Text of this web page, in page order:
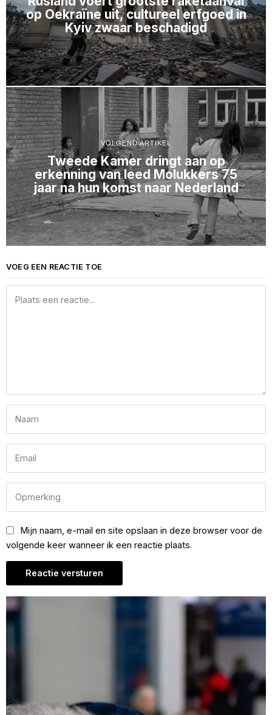
op Oekraïne uit, cultureel erfgoed in
Kyiv zwaar beschadigd
VOLGEND ARTIKEL
Tweede Kamer dringt aan op
erkenning van leed Molukkers 75
jaar na hun komst naar Nederland
VOEG EEN REACTIE TOE
Mijn naam, e-mail en site opslaan in deze browser voor de
volgende keer wanneer ik een reactie plaats.